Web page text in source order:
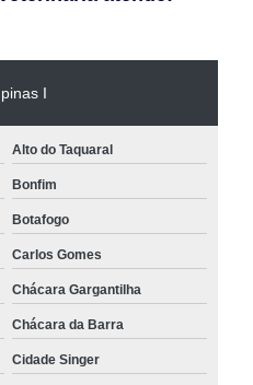
I
Alto do Taquaral
Bonfim
Botafogo
Carlos Gomes
Chácara Gargantilha
Chácara da Barra
Cidade Singer